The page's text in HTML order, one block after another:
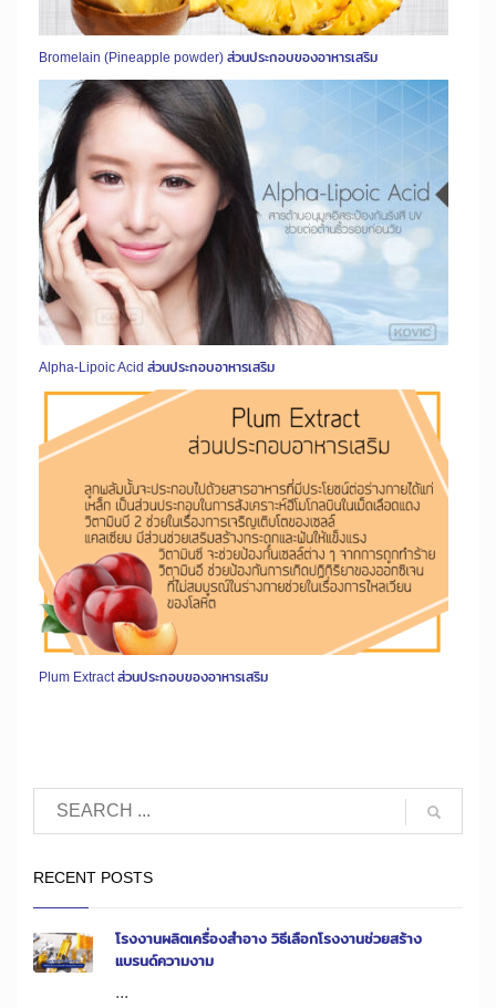
Bromelain (Pineapple powder) ส่วนประกอบของอาหารเสริม
Alpha-Lipoic Acid ส่วนประกอบอาหารเสริม
Plum Extract ส่วนประกอบของอาหารเสริม
RECENT POSTS
โรงงานผลิตเครื่องสำอาง วิธีเลือกโรงงานช่วยสร้าง
แบรนด์ความงาม
...